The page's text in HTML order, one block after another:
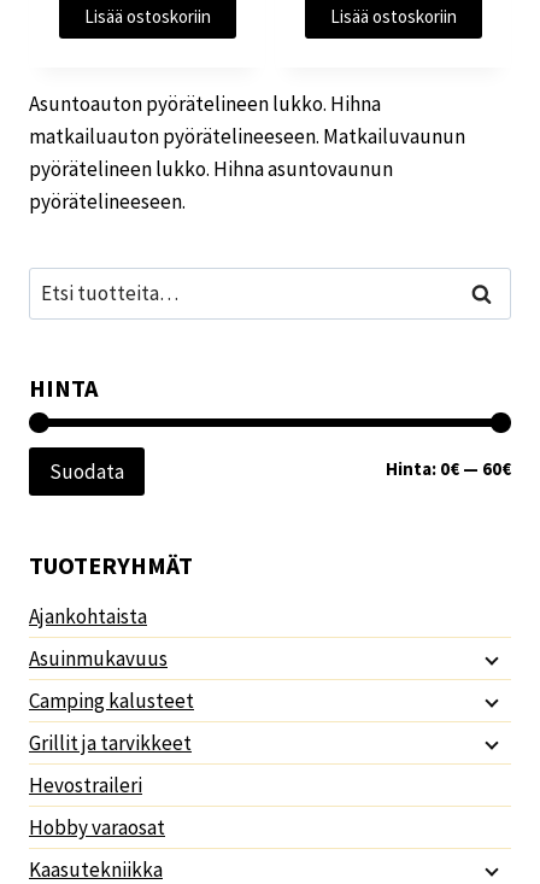
Lisää ostoskoriin Lisää ostoskoriin
Asuntoauton pyörätelineen lukko. Hihna
matkailuauton pyörätelineeseen. Matkailuvaunun
pyörätelineen lukko. Hihna asuntovaunun
pyörätelineeseen.
Etsi: Haku
HINTA
Suodata Hinta: 0€ — 60€
TUOTERYHMÄT
Ajankohtaista
Asuinmukavuus
Camping kalusteet
Grillit ja tarvikkeet
Hevostraileri
Hobby varaosat
Kaasutekniikka